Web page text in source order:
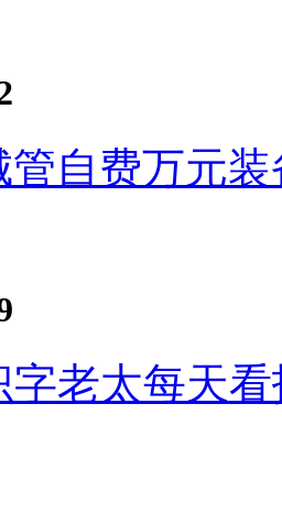
管自费万元
字老太每天